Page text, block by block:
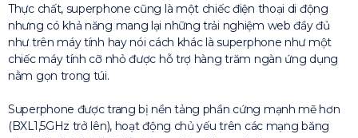
Thực chất, superphone cũng là một chiếc điện thoại di động
nhưng có khả năng mang lại những trải nghiệm web đầy đủ
như trên máy tính hay nói cách khác là superphone như một
chiếc máy tính cỡ nhỏ được hỗ trợ hàng trăm ngàn ứng dụng
nằm gọn trong túi.
Superphone được trang bị nền tảng phần cứng mạnh mẽ hơn
(BXL1,5GHz trở lên), hoạt động chủ yếu trên các mạng băng